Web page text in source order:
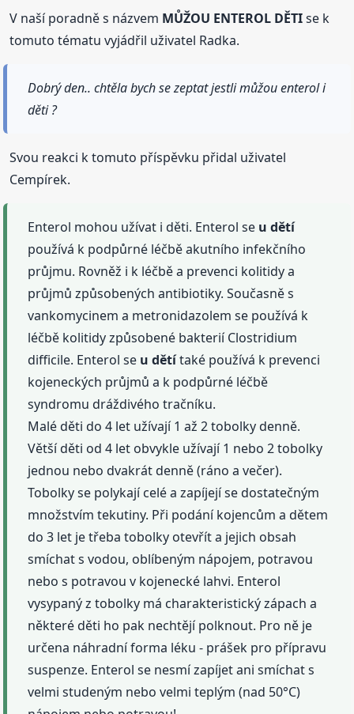
V naší poradně s názvem MŮŽOU ENTEROL DĚTIse k
tomuto tématu vyjádřil uživatel Radka.
Dobrý den.. chtěla bych se zeptat jestli můžou enterol i
děti ?
Svou reakci k tomuto příspěvku přidal uživatel
Cempírek.
Enterol mohou užívat i děti. Enterol se u dětí
používá k podpůrné léčbě akutního infekčního
průjmu. Rovněž i k léčbě a prevenci kolitidy a
průjmů způsobených antibiotiky. Současně s
vankomycinem a metronidazolem se používá k
léčbě kolitidy způsobené bakterií Clostridium
difficile. Enterol se u dětítaké používá k prevenci
kojeneckých průjmů a k podpůrné léčbě
syndromu dráždivého tračníku.
Malé děti do 4 let užívají 1 až 2 tobolky denně.
Větší děti od 4 let obvykle užívají 1 nebo 2 tobolky
jednou nebo dvakrát denně (ráno a večer).
Tobolky se polykají celé a zapíjejí se dostatečným
množstvím tekutiny. Při podání kojencům a dětem
do 3 let je třeba tobolky otevřít a jejich obsah
smíchat s vodou, oblíbeným nápojem, potravou
nebo s potravou v kojenecké lahvi. Enterol
vysypaný z tobolky má charakteristický zápach a
některé děti ho pak nechtějí polknout. Pro ně je
určena náhradní forma léku - prášek pro přípravu
suspenze. Enterol se nesmí zapíjet ani smíchat s
velmi studeným nebo velmi teplým (nad 50°C)